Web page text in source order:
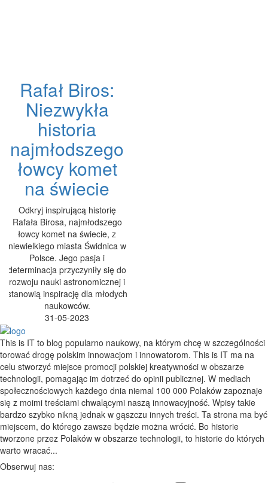
Rafał Biros:
Niezwykła
historia
najmłodszego
łowcy komet
na świecie
Odkryj inspirującą historię
Rafała Birosa, najmłodszego
łowcy komet na świecie, z
niewielkiego miasta Świdnica w
Polsce. Jego pasja i
determinacja przyczyniły się do
rozwoju nauki astronomicznej i
stanowią inspirację dla młodych
naukowców.
31-05-2023
This is IT to blog popularno naukowy, na którym chcę w szczególności
torować drogę polskim innowacjom i innowatorom. This is IT ma na
celu stworzyć miejsce promocji polskiej kreatywności w obszarze
technologii, pomagając im dotrzeć do opinii publicznej. W mediach
społecznościowych każdego dnia niemal 100 000 Polaków zapoznaje
się z moimi treściami chwalącymi naszą innowacyjność. Wpisy takie
bardzo szybko nikną jednak w gąszczu innych treści. Ta strona ma być
miejscem, do którego zawsze będzie można wrócić. Bo historie
tworzone przez Polaków w obszarze technologii, to historie do których
warto wracać...
Obserwuj nas: